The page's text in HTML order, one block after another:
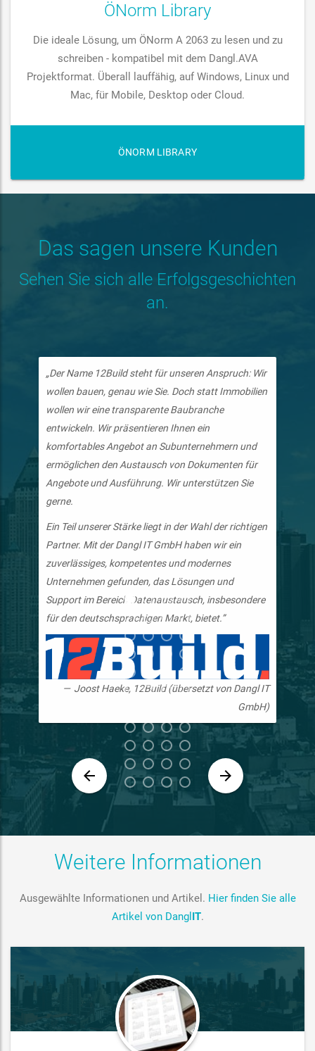
ÖNorm Library
Die ideale Lösung, um ÖNorm A 2063 zu lesen und zu
schreiben - kompatibel mit dem Dangl.AVA
Projektformat. Überall lauffähig, auf Windows, Linux und
Mac, für Mobile, Desktop oder Cloud.
ÖNORM LIBRARY
Das sagen unsere Kunden
Sehen Sie sich alle Erfolgsgeschichten
an.
„Der Name 12Build steht für unseren Anspruch: Wir
wollen bauen, genau wie Sie. Doch statt Immobilien
wollen wir eine transparente Baubranche
entwickeln. Wir präsentieren Ihnen ein
komfortables Angebot an Subunternehmern und
ermöglichen den Austausch von Dokumenten für
Angebote und Ausführung. Wir unterstützen Sie
gerne.
Ein Teil unserer Stärke liegt in der Wahl der richtigen
Partner. Mit der Dangl IT GmbH haben wir ein
zuverlässiges, kompetentes und modernes
Unternehmen gefunden, das Lösungen und
Support im Bereich Datenaustausch, insbesondere
für den deutschsprachigen Markt, bietet.”
Joost Haeke, 12Build (übersetzt von Dangl IT
GmbH)
Weitere Informationen
Ausgewählte Informationen und Artikel. Hier finden Sie alle
Artikel von Dangl IT.